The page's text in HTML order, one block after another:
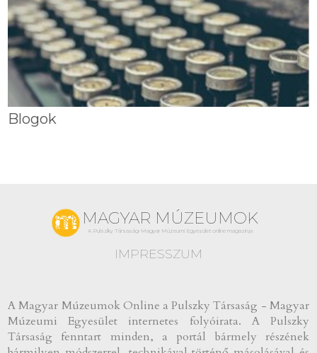
Blogok
MAGYAR MÚZEUMOK
A Pulszky Társaság-Magyar Múzeumi Egyesület online magazinja
IMPRESSZUM
A Magyar Múzeumok Online a Pulszky Társaság - Magyar
Múzeumi Egyesület internetes folyóirata. A Pulszky
Társaság fenntart minden, a portál bármely részének